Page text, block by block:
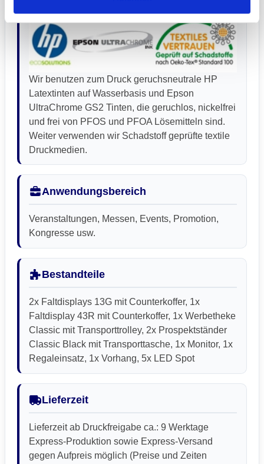
Wir benutzen zum Druck geruchsneutrale HP
Latextinten auf Wasserbasis und Epson
UltraChrome GS2 Tinten, die geruchlos, nickelfrei
und frei von PFOS und PFOA Lösemitteln sind.
Weiter verwenden wir Schadstoff geprüfte textile
Druckmedien.
Anwendungsbereich
Veranstaltungen, Messen, Events, Promotion,
Kongresse usw.
Bestandteile
2x Faltdisplays 13G mit Counterkoffer, 1x
Faltdisplay 43R mit Counterkoffer, 1x Werbetheke
Classic mit Transporttrolley, 2x Prospektständer
Classic Black mit Transporttasche, 1x Monitor, 1x
Regaleinsatz, 1x Vorhang, 5x LED Spot
Lieferzeit
Lieferzeit ab Druckfreigabe ca.: 9 Werktage
Express-Produktion sowie Express-Versand
gegen Aufpreis möglich (Preise und Zeiten